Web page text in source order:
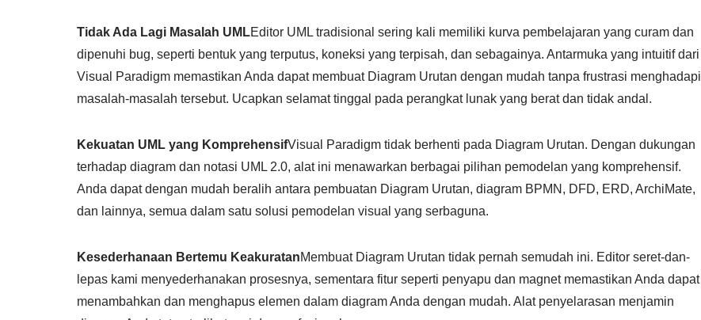
Tidak Ada Lagi Masalah UMLEditor UML tradisional sering kali memiliki kurva pembelajaran yang curam dan
dipenuhi bug, seperti bentuk yang terputus, koneksi yang terpisah, dan sebagainya. Antarmuka yang intuitif dari
Visual Paradigm memastikan Anda dapat membuat Diagram Urutan dengan mudah tanpa frustrasi menghadapi
masalah-masalah tersebut. Ucapkan selamat tinggal pada perangkat lunak yang berat dan tidak andal.
Kekuatan UML yang KomprehensifVisual Paradigm tidak berhenti pada Diagram Urutan. Dengan dukungan
terhadap diagram dan notasi UML 2.0, alat ini menawarkan berbagai pilihan pemodelan yang komprehensif.
Anda dapat dengan mudah beralih antara pembuatan Diagram Urutan, diagram BPMN, DFD, ERD, ArchiMate,
dan lainnya, semua dalam satu solusi pemodelan visual yang serbaguna.
Kesederhanaan Bertemu KeakuratanMembuat Diagram Urutan tidak pernah semudah ini. Editor seret-dan-
lepas kami menyederhanakan prosesnya, sementara fitur seperti penyapu dan magnet memastikan Anda dapat
menambahkan dan menghapus elemen dalam diagram Anda dengan mudah. Alat penyelarasan menjamin